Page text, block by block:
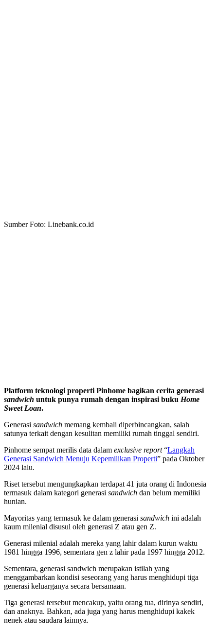
Sumber Foto: Linebank.co.id
Platform teknologi properti Pinhome bagikan cerita generasi
sandwich untuk punya rumah dengan inspirasi buku Home
Sweet Loan.
Generasi sandwich memang kembali diperbincangkan, salah
satunya terkait dengan kesulitan memiliki rumah tinggal sendiri.
Pinhome sempat merilis data dalam exclusive report“Langkah
Generasi Sandwich Menuju Kepemilikan Properti” pada Oktober
2024 lalu.
Riset tersebut mengungkapkan terdapat 41 juta orang di Indonesia
termasuk dalam kategori generasi sandwich dan belum memiliki
hunian.
Mayoritas yang termasuk ke dalam generasi sandwich ini adalah
kaum milenial disusul oleh generasi Z atau gen Z.
Generasi milenial adalah mereka yang lahir dalam kurun waktu
1981 hingga 1996, sementara gen z lahir pada 1997 hingga 2012.
Sementara, generasi sandwich merupakan istilah yang
menggambarkan kondisi seseorang yang harus menghidupi tiga
generasi keluarganya secara bersamaan.
Tiga generasi tersebut mencakup, yaitu orang tua, dirinya sendiri,
dan anaknya. Bahkan, ada juga yang harus menghidupi kakek
nenek atau saudara lainnya.